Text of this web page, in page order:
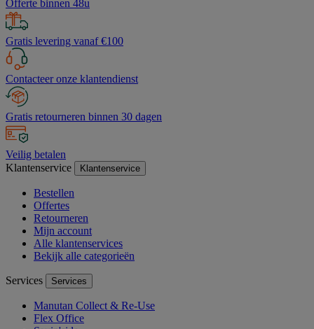
Offerte binnen 48u
Gratis levering vanaf €100
Contacteer onze klantendienst
Gratis retourneren binnen 30 dagen
Veilig betalen
Klantenservice
Klantenservice
Bestellen
Offertes
Retourneren
Mijn account
Alle klantenservices
Bekijk alle categorieën
Services Services
Manutan Collect & Re-Use
Flex Office